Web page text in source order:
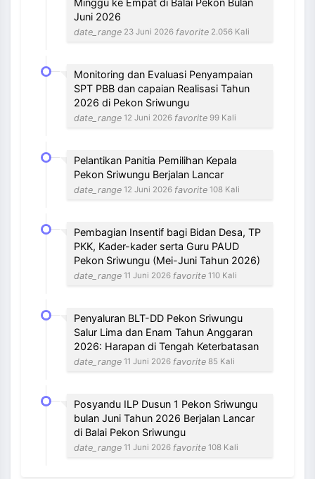
Juni 2026
date_range 23 Juni 2026 favorite 2.056 Kali
Monitoring dan Evaluasi Penyampaian
SPT PBB dan capaian Realisasi Tahun
2026 di Pekon Sriwungu
date_range 12 Juni 2026 favorite 99 Kali
Pelantikan Panitia Pemilihan Kepala
Pekon Sriwungu Berjalan Lancar
date_range 12 Juni 2026 favorite 108 Kali
Pembagian Insentif bagi Bidan Desa, TP
PKK, Kader-kader serta Guru PAUD
Pekon Sriwungu (Mei-Juni Tahun 2026)
date_range 11 Juni 2026 favorite 110 Kali
Penyaluran BLT-DD Pekon Sriwungu
Salur Lima dan Enam Tahun Anggaran
2026: Harapan di Tengah Keterbatasan
date_range 11 Juni 2026 favorite 85 Kali
Posyandu ILP Dusun 1 Pekon Sriwungu
bulan Juni Tahun 2026 Berjalan Lancar
di Balai Pekon Sriwungu
date_range 11 Juni 2026 favorite 108 Kali